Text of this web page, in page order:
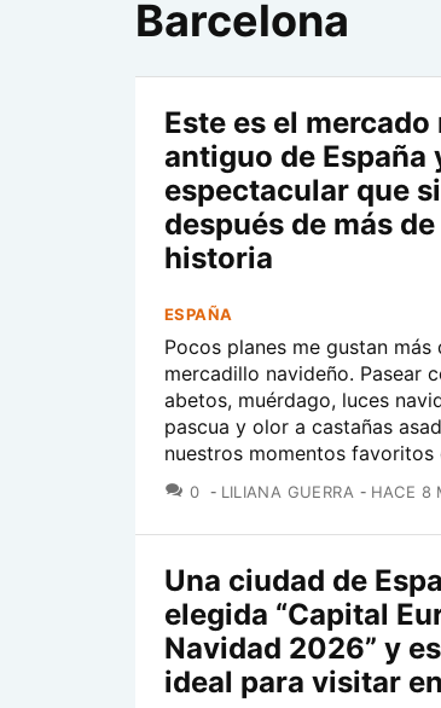
Barcelona
Este es el
antiguo de España
espectacular que
después de más
historia
ESPAÑA
Pocos planes me gustan
mercadillo navideño. Pasear
abetos, muérdago, luces
pascua y olor a castañas
nuestros momentos favoritos
0 COMENTARIOS
LILIANA GUERRA HACE 8
Una ciudad de
elegida “Capital
Navidad 2026” y
ideal para visitar